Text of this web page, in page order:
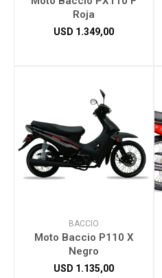
Roja
USD 1.349,00
BACCIO
Moto Baccio P110 X
Negro
USD 1.135,00
Otros